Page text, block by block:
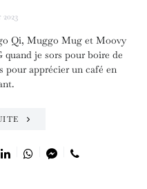
Qi, Muggo Mug et Moovy
je sors pour boire de
pour apprécier un café en